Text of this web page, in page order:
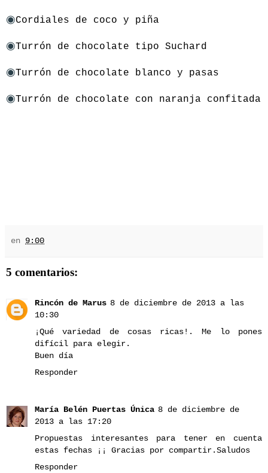
◉Cordiales de coco y piña
◉Turrón de chocolate tipo Suchard
◉Turrón de chocolate blanco y pasas
◉Turrón de chocolate con naranja confitada
en 9:00
5 comentarios:
Rincón de Marus 8 de diciembre de 2013 a las
10:30
¡Qué variedad de cosas ricas!. Me lo pones
difícil para elegir.
Buen día
Responder
María Belén Puertas Única 8 de diciembre de
2013 a las 17:20
Propuestas interesantes para tener en cuenta
estas fechas ¡¡ Gracias por compartir.Saludos
Responder